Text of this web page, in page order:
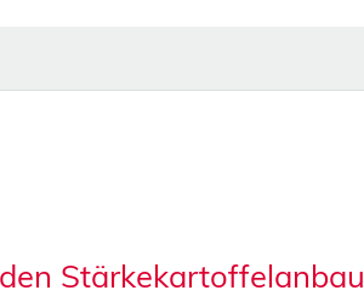
Stärkekartoffelanbau